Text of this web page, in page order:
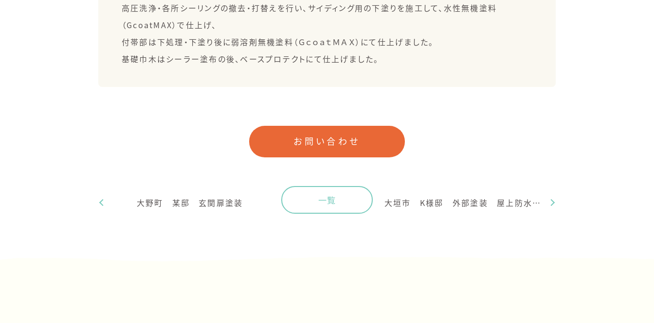
高圧洗浄・各所シーリングの撤去・打替えを行い、サイディング用の下塗りを施工して、水性無機塗料
（GcoatMAX）で仕上げ、
付帯部は下処理・下塗り後に弱溶剤無機塗料（ＧｃｏａｔＭＡＸ）にて仕上げました。
基礎巾木はシーラー塗布の後、ベースプロテクトにて仕上げました。
お問い合わせ
大野町 某邸 玄関扉塗装 一覧 大垣市 K様邸 外部塗装 屋上防水工事